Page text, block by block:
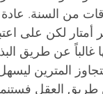
من السنة.
لكن على
غالباً عن طريق
المترين
العقل